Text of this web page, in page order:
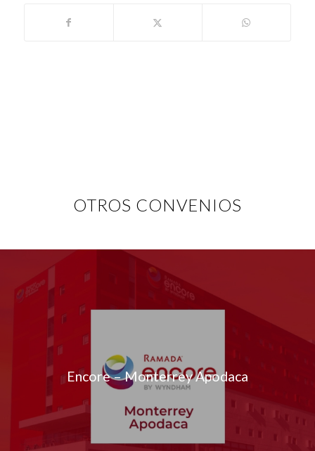
OTROS CONVENIOS
Encore – Monterrey Apodaca